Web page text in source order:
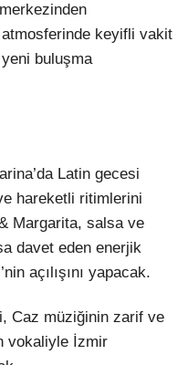
keyifli vakit
buluşma
Latin gecesi
hareketli ritimlerini
Margarita, salsa ve
davet eden enerjik
açılışını yapacak.
Caz müziğinin zarif ve
vokaliyle İzmir